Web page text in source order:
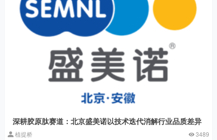
深耕胶原肽赛道：北京盛美诺以技术迭代消解行业品质差异
植提桥 3489